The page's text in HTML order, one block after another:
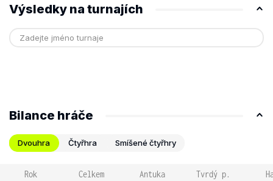
Výsledky na turnajích
Bilance hráče
Dvouhra Čtyřhra Smíšené čtyřhry
Rok Celkem Antuka Tvrdý p.